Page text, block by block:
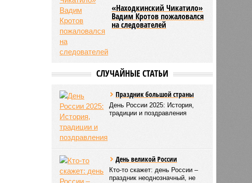
«Находкинский Чикатило»
Вадим Кротов пожаловался
на следователей
СЛУЧАЙНЫЕ СТАТЬИ
Праздник большой страны
День России 2025: История,
традиции и поздравления
День великой России
Кто-то скажет: день России –
праздник неоднозначный, не